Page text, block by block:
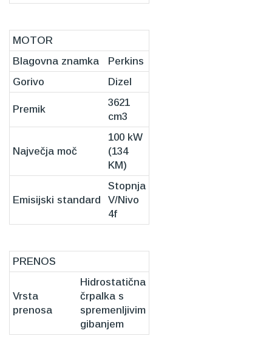
MOTOR
Blagovna znamka
Perkins
Gorivo
Dizel
Premik
3621
cm3
Največja moč
100 kW
(134
KM)
Emisijski standard
Stopnja
V/Nivo
4f
PRENOS
Vrsta
prenosa
Hidrostatična
črpalka s
spremenljivim
gibanjem